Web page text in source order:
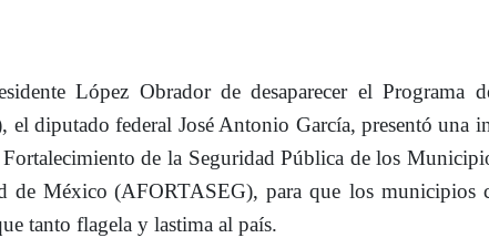
López Obrador de desaparecer el Programa
el diputado federal José Antonio García, presentó una
de la Seguridad Pública de los
de México (AFORTASEG), para que los municipios
tanto flagela y lastima al país.